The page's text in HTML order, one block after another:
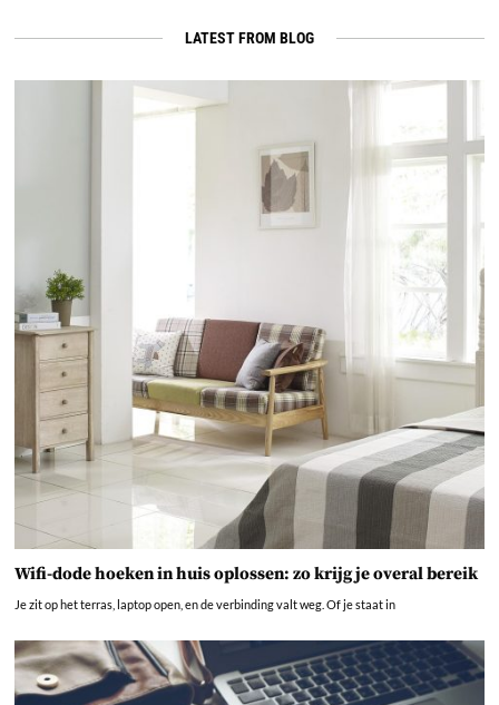
LATEST FROM BLOG
Wifi-dode hoeken in huis oplossen: zo krijg je overal bereik
Je zit op het terras, laptop open, en de verbinding valt weg. Of je staat in